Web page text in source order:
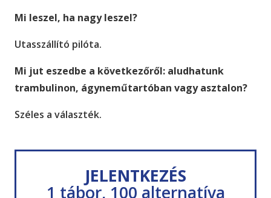
Mi leszel, ha nagy leszel?
Utasszállító pilóta.
Mi jut eszedbe a következőről: aludhatunk
trambulinon, ágyneműtartóban vagy asztalon?
Széles a választék.
JELENTKEZÉS
1 tábor, 100 alternatíva